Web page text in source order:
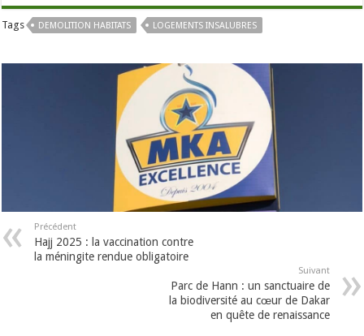
Tags DEMOLITION HABITATS LOGEMENTS INSALUBRES
Précédent
Hajj 2025 : la vaccination contre
la méningite rendue obligatoire
Suivant
Parc de Hann : un sanctuaire de
la biodiversité au cœur de Dakar
en quête de renaissance